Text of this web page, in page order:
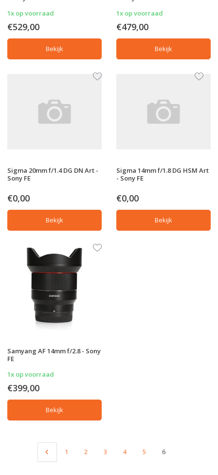
1x op voorraad
€529,00
Bekijk
1x op voorraad
€479,00
Bekijk
Sigma 20mm f/1.4 DG DN Art -
Sony FE
€0,00
Bekijk
Sigma 14mm f/1.8 DG HSM Art
- Sony FE
€0,00
Bekijk
Samyang AF 14mm f/2.8 - Sony
FE
1x op voorraad
€399,00
Bekijk
1 2 3 4 5 6